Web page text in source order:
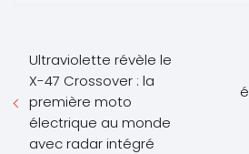
Ultraviolette révèle le
X-47 Crossover : la
première moto
électrique au monde
avec radar intégré